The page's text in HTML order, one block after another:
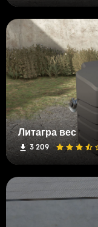
Литагра вес
3 209